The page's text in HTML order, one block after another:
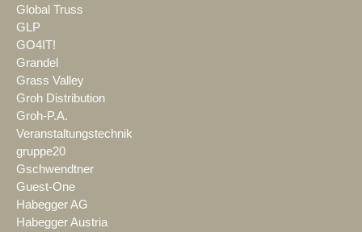
Global Truss
GLP
GO4IT!
Grandel
Grass Valley
Groh Distribution
Groh-P.A.
Veranstaltungstechnik
gruppe20
Gschwendtner
Guest-One
Habegger AG
Habegger Austria